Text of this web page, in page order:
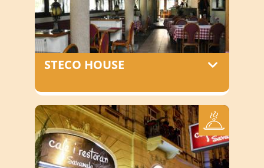
STECO HOUSE
амбијент како за породична тако и
за пословна окупљања, а квалитет
хране задовољава и највеће
гурмане.